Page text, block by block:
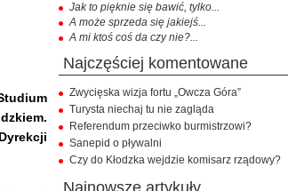
Jak to pięknie się bawić, tylko...
A może sprzeda się jakiejś...
A mi ktoś coś da czy nie?...
najczęściej komentowane
Zwycięska wizja fortu „Owcza Góra”
Turysta niechaj tu nie zagląda
Referendum przeciwko burmistrzowi?
Sanepid o pływalni
Czy do Kłodzka wejdzie komisarz rządowy?
najnowsze artykuły